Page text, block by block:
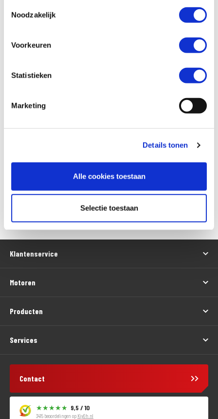
Noodzakelijk
Voorkeuren
Statistieken
Marketing
Details tonen
Alle cookies toestaan
Selectie toestaan
Klantenservice
Motoren
Producten
Services
Contact
9,5 / 10
3415 beoordelingen op KiyOh.nl